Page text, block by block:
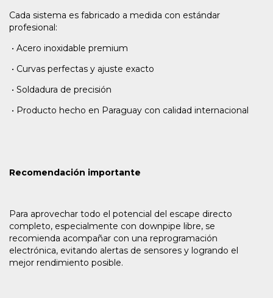
Cada sistema es fabricado a medida con estándar
profesional:
• Acero inoxidable premium
• Curvas perfectas y ajuste exacto
• Soldadura de precisión
• Producto hecho en Paraguay con calidad internacional
Recomendación importante
Para aprovechar todo el potencial del escape directo
completo, especialmente con downpipe libre, se
recomienda acompañar con una reprogramación
electrónica, evitando alertas de sensores y logrando el
mejor rendimiento posible.